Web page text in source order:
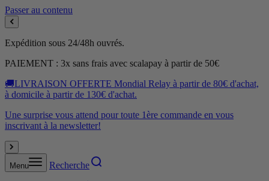
Passer au contenu
Expédition sous 24/48h ouvrés.
PAIEMENT : 3x sans frais avec scalapay à partir de 50€
🚚LIVRAISON OFFERTE Mondial Relay à partir de 80€ d'achat,
à domicile à partir de 130€ d'achat.
Une surprise vous attend pour toute 1ère commande en vous
inscrivant à la newsletter!
Menu Recherche